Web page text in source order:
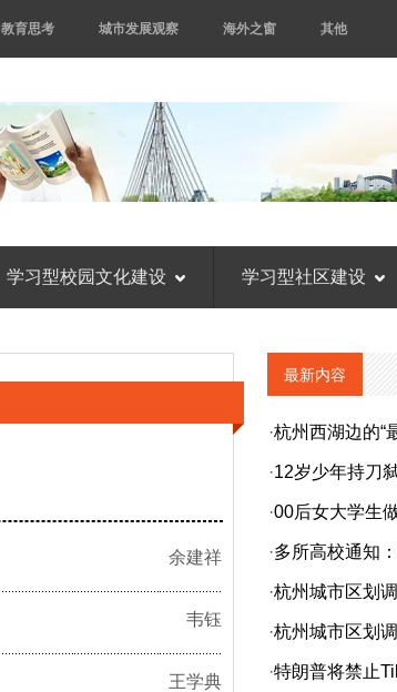
教育思考 城市发展观察 海外之窗 其他
学习型校园文化建设 学习型社区建设
余建祥
韦钰
王学典
最新内容
·杭州西湖边的“
·12岁少年持刀
·00后女大学生
·多所高校通知
·杭州城市区划
·杭州城市区划
·特朗普将禁止